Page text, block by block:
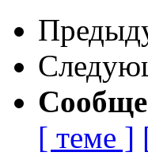
[ теме ]